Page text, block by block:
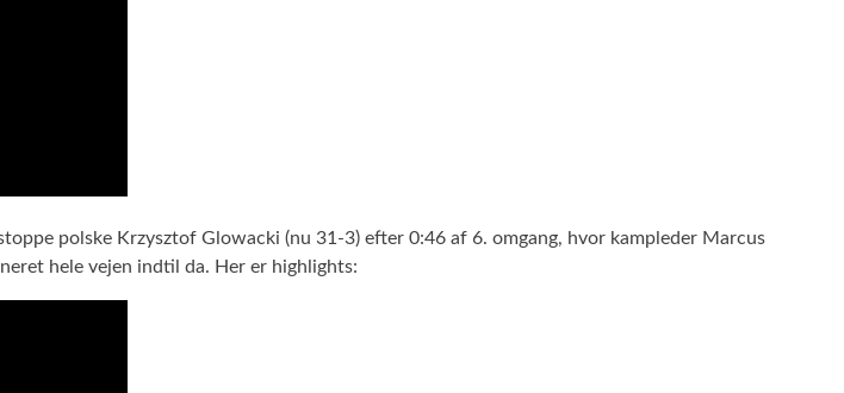
polske Krzysztof Glowacki (nu 31-3) efter 0:46 af 6. omgang, hvor kampleder Marcus
hele vejen indtil da. Her er highlights: